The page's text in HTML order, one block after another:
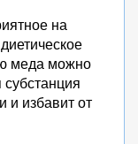
на
меда можно
и избавит от